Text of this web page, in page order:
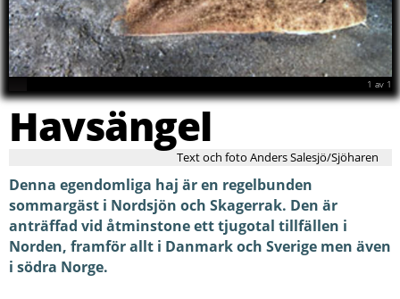
Kontakt
Sök
1 av 1
Havsängel
Text och foto Anders Salesjö/Sjöharen
Denna egendomliga haj är en regelbunden
sommargäst i Nordsjön och Skagerrak. Den är
anträffad vid åtminstone ett tjugotal tillfällen i
Norden, framför allt i Danmark och Sverige men även
i södra Norge.